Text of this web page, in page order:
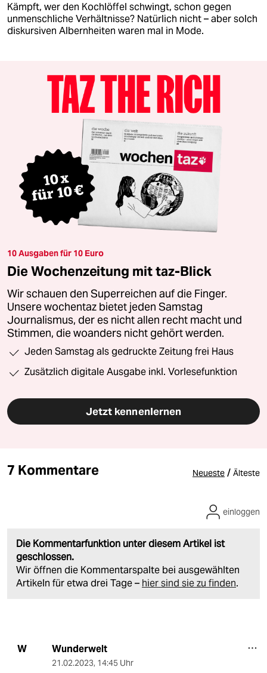
Kämpft, wer den Kochlöffel schwingt, schon gegen
unmenschliche Verhältnisse? Natürlich nicht – aber solch
diskursiven Albernheiten waren mal in Mode.
10 Ausgaben für 10 Euro
Die Wochenzeitung mit taz-Blick
Wir schauen den Superreichen auf die Finger.
Unsere wochentaz bietet jeden Samstag
Journalismus, der es nicht allen recht macht und
Stimmen, die woanders nicht gehört werden.
Jeden Samstag als gedruckte Zeitung frei Haus
Zusätzlich digitale Ausgabe inkl. Vorlesefunktion
Jetzt kennenlernen
7 Kommentare Neueste / Älteste
Die Kommentarfunktion unter diesem Artikel ist
geschlossen.
Wir öffnen die Kommentarspalte bei ausgewählten
Artikeln für etwa drei Tage – hier sind sie zu finden.
einloggen
W Wunderwelt
21.02.2023, 14:45 Uhr